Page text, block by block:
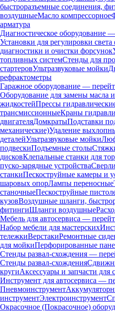
быстроразъемные соединения,
воздушныеМасло компрессорное
арматура
Диагностическое оборудование
Установки для регулировки света
диагностики и очистки форсунок
топливных системСтенды для
стартеровУльтразвуковые мойки
рефрактометры
Гаражное оборудование —
Оборудование для замены масла
жидкостейПрессы
трансмиссионныеКраны
двигателяДомкратыПодставки
механические)Удаление
деталейУльтразвуковые мойки
подвескиПодъемные столы
дисковКлепальные станки для
пуско-зарядные устройства
станкиПескоструйные камеры и
шаровых опорЛампы переносные
станочныеПескоструйные
кузовВоздушные шланги,
фитингиШланги воздушные
Мебель для автосервиса —
Набор мебели для мастерских
тележкиВерстакиРемонтные
для мойкиПерфорированные
Стенды развал-схождения —
Стенды развал-схождения
кругиАксессуары и запчасти для
Инструмент для автосервиса —
Пневмоинструмент
инструментЭлектроинструмент
Окрасочное (Покрасочное)